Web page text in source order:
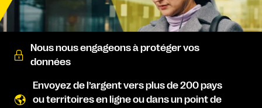
Nous nous engageons à protéger vos
données
Envoyez de l’argent vers plus de 200 pays
ou territoires en ligne ou dans un point de